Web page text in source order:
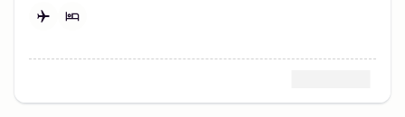
lokalen Märkten und genießen Sie Sonne und Strand.